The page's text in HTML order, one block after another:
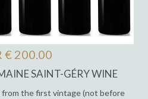
€ 200.00
SAINT-GÉRY WINE
the first vintage (not before